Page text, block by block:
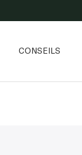
CONSEILS